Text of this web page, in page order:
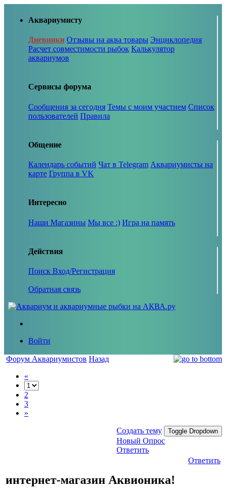
Аквариумисту
Дневники Отзывы на аква товары Энциклопедия
Расчет совместимости рыбок Калькулятор
аквариумов
Сервисы форума
Сообщения за сегодня Темы с моим участием Список
пользователей Правила
Общение
Календарь событий Чат в Telegram Аквариумисты на
карте Группа в VK
Интересно
Наши Магазины Мы все :) Игра на память
Действия
Поиск Вход/Регистрация
Обратная связь
Войти
Форум Аквариумистов Назад
«
2
3
»
Создать тему Toggle Dropdown
Новый Опрос
Ответить
Ответить
интернет-магазин Аквионика!